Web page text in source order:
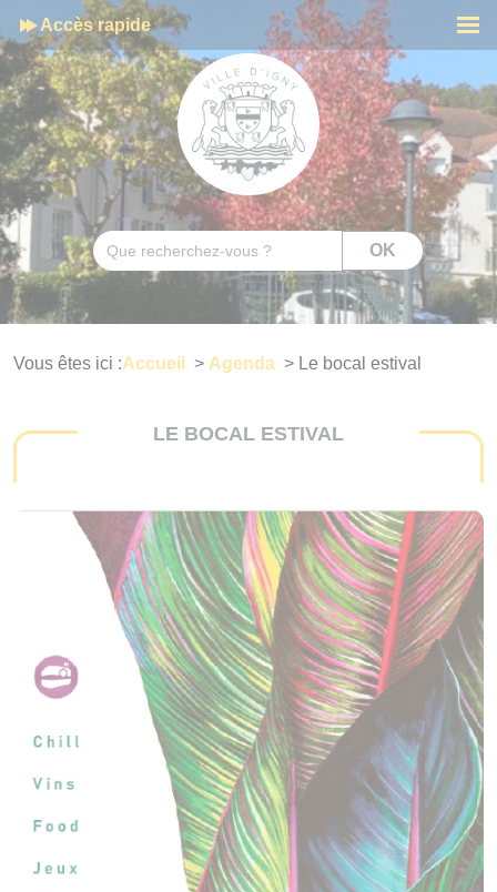
Accès rapide
Rechercher OK
Vous êtes ici :Accueil > Agenda > Le bocal estival
LE BOCAL ESTIVAL
Cookies management panel